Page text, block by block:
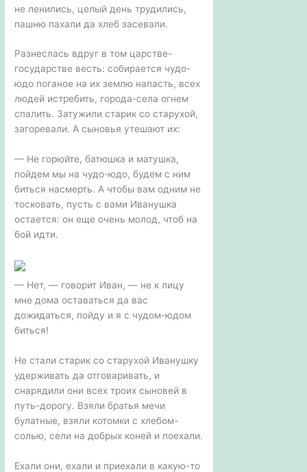
не ленились, целый день трудились,
пашню пахали да хлеб засевали.
Разнеслась вдруг в том царстве-
государстве весть: собирается чудо-
юдо поганое на их землю напасть, всех
людей истребить, города-села огнем
спалить. Затужили старик со старухой,
загоревали. А сыновья утешают их:
— Не горюйте, батюшка и матушка,
пойдем мы на чудо-юдо, будем с ним
биться насмерть. А чтобы вам одним не
тосковать, пусть с вами Иванушка
остается: он еще очень молод, чтоб на
бой идти.
— Нет, — говорит Иван, — не к лицу
мне дома оставаться да вас
дожидаться, пойду и я с чудом-юдом
биться!
Не стали старик со старухой Иванушку
удерживать да отговаривать, и
снарядили они всех троих сыновей в
путь-дорогу. Взяли братья мечи
булатные, взяли котомки с хлебом-
солью, сели на добрых коней и поехали.
Ехали они, ехали и приехали в какую-то